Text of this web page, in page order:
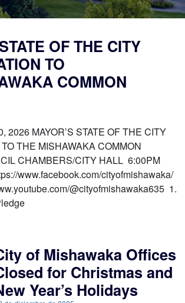
OF THE CITY
TO
COMMON
2026 MAYOR’S STATE OF THE CITY
THE MISHAWAKA COMMON
CHAMBERS/CITY HALL 6:00PM
www.facebook.com/cityofmishawaka/
@cityofmishawaka635 1.
of Mishawaka Offices
for Christmas and
Year’s Holidays